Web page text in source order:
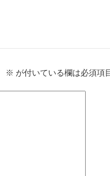
※ が付いている欄は必須項